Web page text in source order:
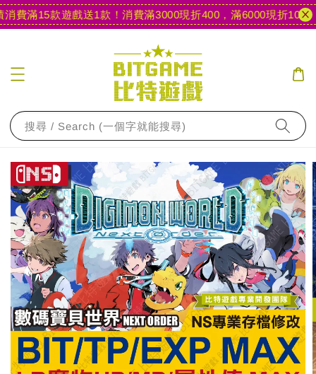
費滿15款遊戲送1款！ 消費滿3000現折400，滿6000現折1000【
搜尋 / Search (一個字就能搜尋)